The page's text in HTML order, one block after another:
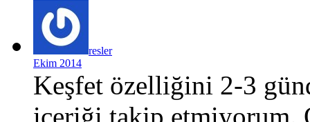
resler
Ekim 2014
Keşfet özelliğini 2-3